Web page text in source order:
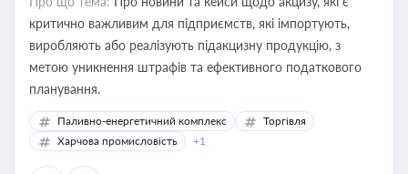
критично важливим для підприємств, які імпортують,
виробляють або реалізують підакцизну продукцію, з
метою уникнення штрафів та ефективного податкового
планування.
Паливно-енергетичний комплекс
Торгівля
Харчова промисловість
+1